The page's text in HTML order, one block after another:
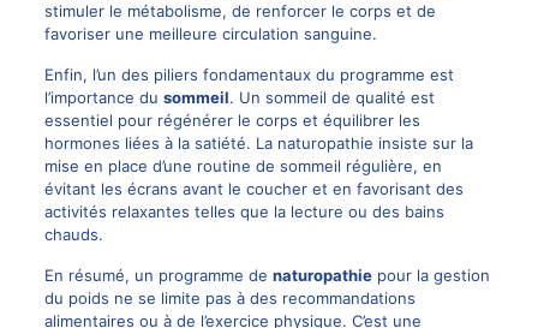
stimuler le métabolisme, de renforcer le corps et de
favoriser une meilleure circulation sanguine.
Enfin, l’un des piliers fondamentaux du programme est
l’importance du sommeil. Un sommeil de qualité est
essentiel pour régénérer le corps et équilibrer les
hormones liées à la satiété. La naturopathie insiste sur la
mise en place d’une routine de sommeil régulière, en
évitant les écrans avant le coucher et en favorisant des
activités relaxantes telles que la lecture ou des bains
chauds.
En résumé, un programme de naturopathiepour la gestion
du poids ne se limite pas à des recommandations
alimentaires ou à de l’exercice physique. C’est une